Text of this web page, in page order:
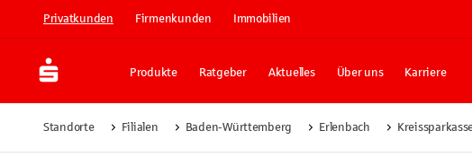
Privatkunden Firmenkunden Immobilien
Produkte Ratgeber Aktuelles Über uns Karriere
Standorte Filialen Baden-Württemberg Erlenbach